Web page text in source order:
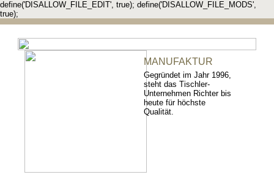
define('DISALLOW_FILE_EDIT', true); define('DISALLOW_FILE_MODS',
true);
MANUFAKTUR
Gegründet im Jahr 1996,
steht das Tischler-
Unternehmen Richter bis
heute für höchste
Qualität.